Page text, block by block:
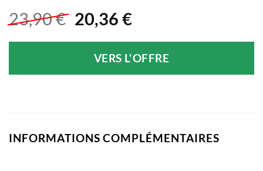
23,90€ Le
initial
était :
20,36 €Le
actuel
est :
VERS L'OFFRE
INFORMATIONS COMPLÉMENTAIRES